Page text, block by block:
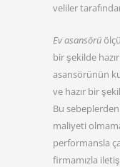
veliler
Ev asansörü
bir şekilde
asansörünün
ve hazır bir
Bu
maliyeti
performansla
firmamızla